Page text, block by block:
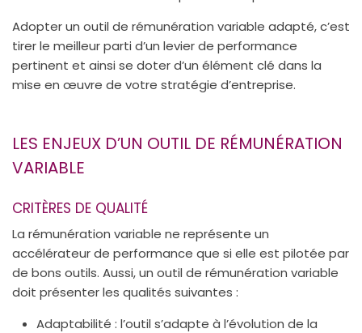
Adopter un outil de rémunération variable adapté, c’est
tirer le meilleur parti d’un levier de performance
pertinent et ainsi se doter d’un élément clé dans la
mise en œuvre de votre stratégie d’entreprise.
LES ENJEUX D’UN OUTIL DE RÉMUNÉRATION
VARIABLE
CRITÈRES DE QUALITÉ
La rémunération variable ne représente un
accélérateur de performance que si elle est pilotée par
de bons outils. Aussi, un outil de rémunération variable
doit présenter les qualités suivantes :
Adaptabilité : l’outil s’adapte à l’évolution de la